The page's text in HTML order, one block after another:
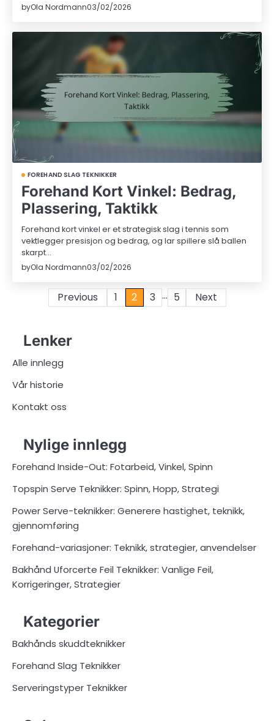
byOla Nordmann03/02/2026
FOREHAND SLAG TEKNIKKER
Forehand Kort Vinkel: Bedrag,
Plassering, Taktikk
Forehand kort vinkel er et strategisk slag i tennis som
vektlegger presisjon og bedrag, og lar spillere slå ballen
skarpt…
byOla Nordmann03/02/2026
Previous 1 2 3 … 5 Next
Lenker
Alle innlegg
Vår historie
Kontakt oss
Nylige innlegg
Forehand Inside-Out: Fotarbeid, Vinkel, Spinn
Topspin Serve Teknikker: Spinn, Hopp, Strategi
Power Serve-teknikker: Generere hastighet, teknikk,
gjennomføring
Forehand-variasjoner: Teknikk, strategier, anvendelser
Bakhånd Uforcerte Feil Teknikker: Vanlige Feil,
Korrigeringer, Strategier
Kategorier
Bakhånds skuddteknikker
Forehand Slag Teknikker
Serveringstyper Teknikker